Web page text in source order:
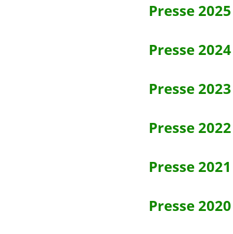
Presse 2025
Presse 2024
Presse 2023
Presse 2022
Presse 2021
Presse 2020